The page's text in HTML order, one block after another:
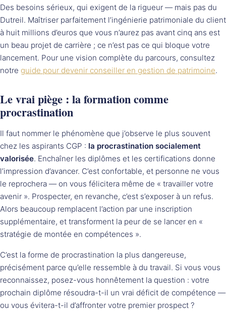
Des besoins sérieux, qui exigent de la rigueur — mais pas du
Dutreil. Maîtriser parfaitement l’ingénierie patrimoniale du client
à huit millions d’euros que vous n’aurez pas avant cinq ans est
un beau projet de carrière ; ce n’est pas ce qui bloque votre
lancement. Pour une vision complète du parcours, consultez
notre guide pour devenir conseiller en gestion de patrimoine.
Le vrai piège : la formation comme
procrastination
Il faut nommer le phénomène que j’observe le plus souvent
chez les aspirants CGP : la procrastination socialement
valorisée. Enchaîner les diplômes et les certifications donne
l’impression d’avancer. C’est confortable, et personne ne vous
le reprochera — on vous félicitera même de « travailler votre
avenir ». Prospecter, en revanche, c’est s’exposer à un refus.
Alors beaucoup remplacent l’action par une inscription
supplémentaire, et transforment la peur de se lancer en «
stratégie de montée en compétences ».
C’est la forme de procrastination la plus dangereuse,
précisément parce qu’elle ressemble à du travail. Si vous vous
reconnaissez, posez-vous honnêtement la question : votre
prochain diplôme résoudra-t-il un vrai déficit de compétence —
ou vous évitera-t-il d’affronter votre premier prospect ?